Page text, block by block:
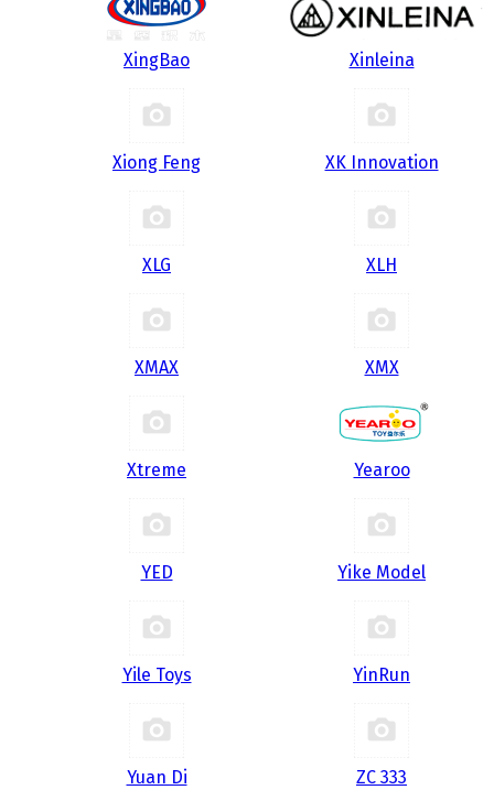
XingBao Xinleina
Xiong Feng XK Innovation
XLG XLH
XMAX XMX
Xtreme Yearoo
YED Yike Model
Yile Toys YinRun
Yuan Di ZC 333